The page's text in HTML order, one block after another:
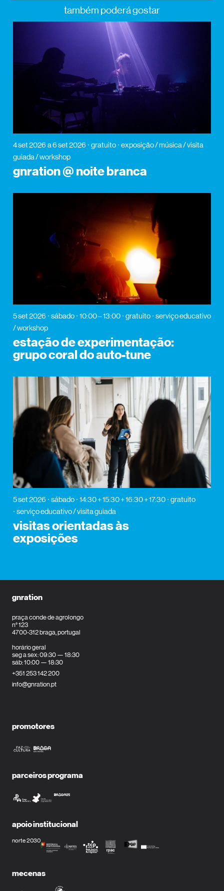
também poderá gostar
4 set 2026 a 6 set 2026 gratuito
exposição / música / visita
guiada / workshop
gnration @ noite branca
5 set 2026 sábado 10:00 – 13:00 gratuito
serviço educativo
/ workshop
estação de experimentação:
grupo coral do auto-tune
5 set 2026 sábado 14:30 + 15:30 + 16:30 + 17:30
gratuito
serviço educativo / visita guiada
visitas orientadas às
exposições
gnration
praça conde de agrolongo
n° 123
4700-312 braga, portugal
horário geral
seg a sex: 09:30 — 18:30
sáb: 10:00 — 18:30
+351 253 142 200
info@gnration.pt
promotores
parceiros programa
apoio institucional
norte 2030
mecenas